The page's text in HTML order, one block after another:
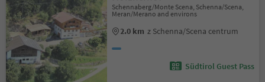
Schennaberg/Monte Scena, Schenna/Scena,
Meran/Merano and environs
2.0 km z Schenna/Scena centrum
Südtirol Guest Pass